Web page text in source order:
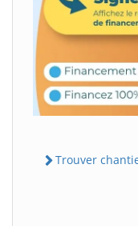
Trouver